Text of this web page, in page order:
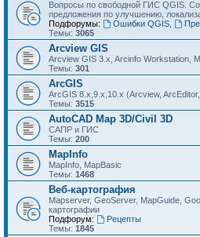
Вопросы по свободной ГИС QGIS.
предложения по улучшению,
Подфорумы:
Ошибки QGIS,
Темы: 3065
Arcview GIS
Arcview GIS 3.x, Arcinfo Workstation,
Темы: 301
ArcGIS
ArcGIS 8.x,9.x,10.x (Arcview, ArcEditor,
Темы: 3515
AutoCAD Map 3D/Civil 3D
САПР и ГИС
Темы: 200
MapInfo
MapInfo, MapBasic
Темы: 1468
Веб-картография
Mapserver, GeoServer, MapGuide,
картографии
Подфорум:
Рецепты
Темы: 1845